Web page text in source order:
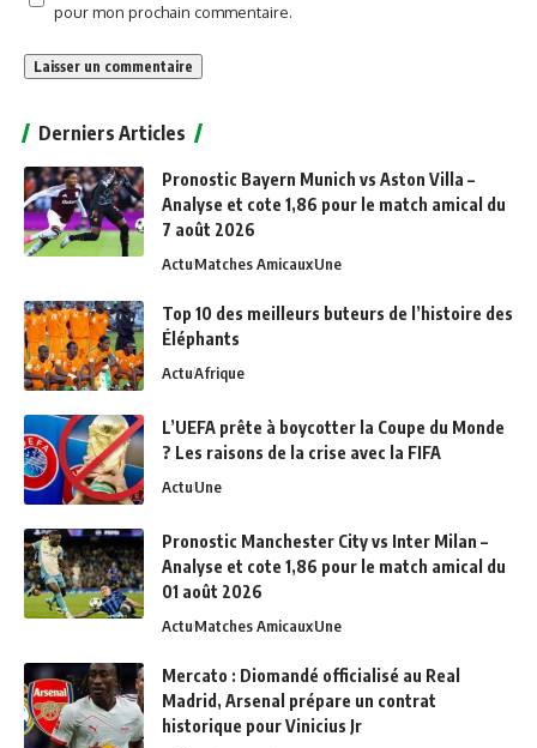
pour mon prochain commentaire.
Derniers Articles
Pronostic Bayern Munich vs Aston Villa –
Analyse et cote 1,86 pour le match amical du
7 août 2026
ActuMatches AmicauxUne
Top 10 des meilleurs buteurs de l’histoire des
Éléphants
ActuAfrique
L’UEFA prête à boycotter la Coupe du Monde
? Les raisons de la crise avec la FIFA
ActuUne
Pronostic Manchester City vs Inter Milan –
Analyse et cote 1,86 pour le match amical du
01 août 2026
ActuMatches AmicauxUne
Mercato : Diomandé officialisé au Real
Madrid, Arsenal prépare un contrat
historique pour Vinicius Jr